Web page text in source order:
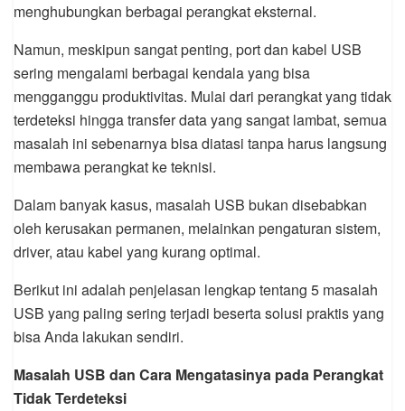
menghubungkan berbagai perangkat eksternal.
Namun, meskipun sangat penting, port dan kabel USB
sering mengalami berbagai kendala yang bisa
mengganggu produktivitas. Mulai dari perangkat yang tidak
terdeteksi hingga transfer data yang sangat lambat, semua
masalah ini sebenarnya bisa diatasi tanpa harus langsung
membawa perangkat ke teknisi.
Dalam banyak kasus, masalah USB bukan disebabkan
oleh kerusakan permanen, melainkan pengaturan sistem,
driver, atau kabel yang kurang optimal.
Berikut ini adalah penjelasan lengkap tentang 5 masalah
USB yang paling sering terjadi beserta solusi praktis yang
bisa Anda lakukan sendiri.
Masalah USB dan Cara Mengatasinya pada Perangkat
Tidak Terdeteksi